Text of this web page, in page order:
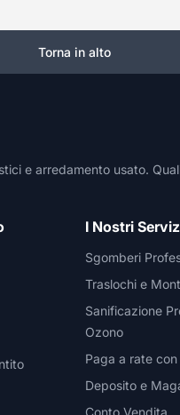
Torna in alto
e arredamento usato.
I Nostri
Sgomberi
Traslochi e
Sanificazione
Ozono
Paga a rate
Deposito e
Conto Vendita